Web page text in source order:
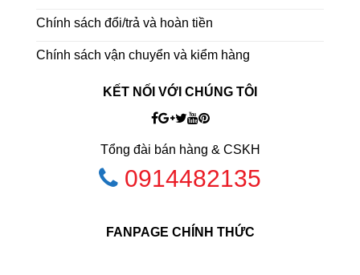
Chính sách đổi/trả và hoàn tiền
Chính sách vận chuyển và kiểm hàng
KẾT NỐI VỚI CHÚNG TÔI
Tổng đài bán hàng & CSKH
0914482135
FANPAGE CHÍNH THỨC